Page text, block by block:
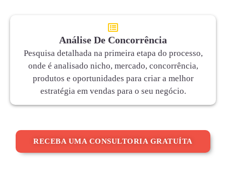
Análise De Concorrência
Pesquisa detalhada na primeira etapa do processo,
onde é analisado nicho, mercado, concorrência,
produtos e oportunidades para criar a melhor
estratégia em vendas para o seu negócio.
RECEBA UMA CONSULTORIA GRATUÍTA